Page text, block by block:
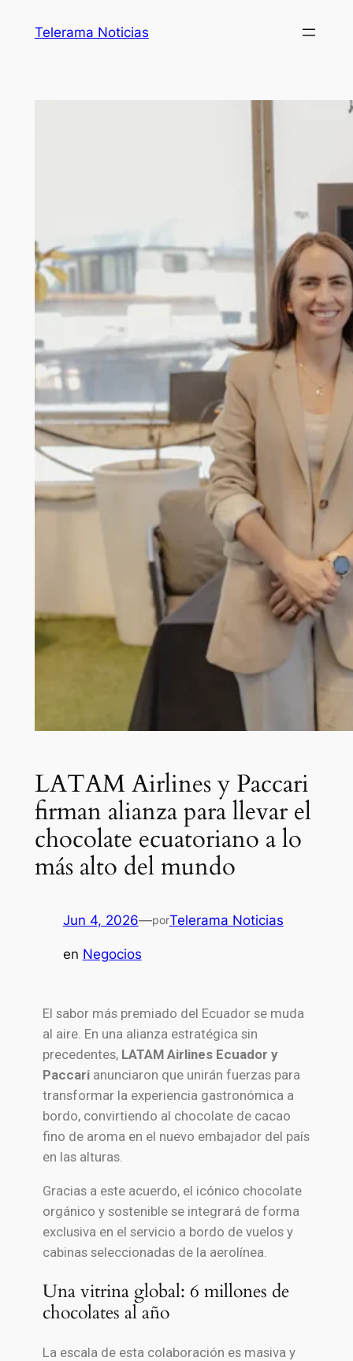
Telerama Noticias
LATAM Airlines y Paccari
firman alianza para llevar el
chocolate ecuatoriano a lo
más alto del mundo
Jun 4, 2026—porTelerama Noticias
en Negocios
El sabor más premiado del Ecuador se muda
al aire. En una alianza estratégica sin
precedentes, LATAM Airlines Ecuador y
Paccarianunciaron que unirán fuerzas para
transformar la experiencia gastronómica a
bordo, convirtiendo al chocolate de cacao
fino de aroma en el nuevo embajador del país
en las alturas.
Gracias a este acuerdo, el icónico chocolate
orgánico y sostenible se integrará de forma
exclusiva en el servicio a bordo de vuelos y
cabinas seleccionadas de la aerolínea.
Una vitrina global: 6 millones de
chocolates al año
La escala de esta colaboración es masiva y